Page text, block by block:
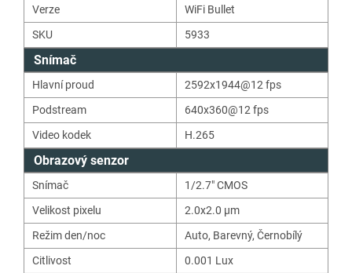
Verze
WiFi Bullet
SKU
5933
Snímač
Hlavní proud
2592x1944@12 fps
Podstream
640x360@12 fps
Video kodek
H.265
Obrazový senzor
Snímač
1/2.7" CMOS
Velikost pixelu
2.0x2.0 μm
Režim den/noc
Auto, Barevný, Černobílý
Citlivost
0.001 Lux